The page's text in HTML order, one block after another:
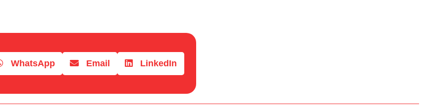
WhatsApp Email LinkedIn